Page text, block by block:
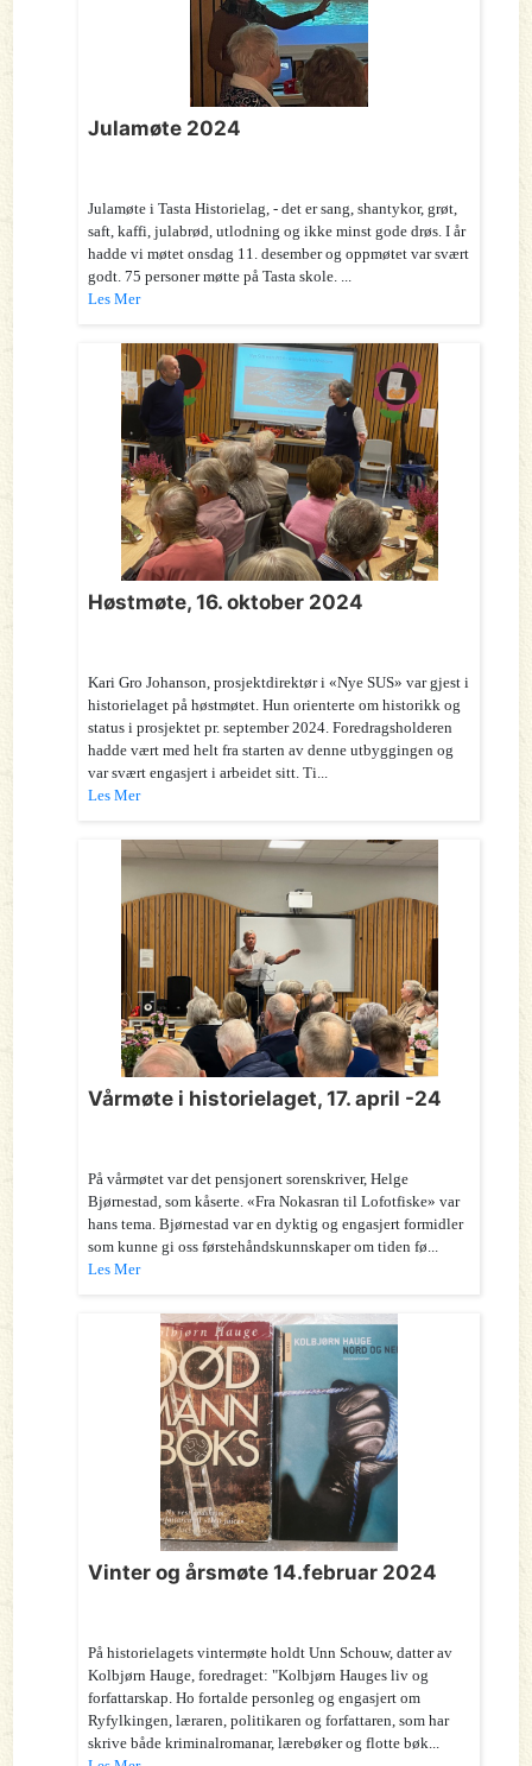
Julamøte 2024
Julamøte i Tasta Historielag, - det er sang, shantykor, grøt,
saft, kaffi, julabrød, utlodning og ikke minst gode drøs. I år
hadde vi møtet onsdag 11. desember og oppmøtet var svært
godt. 75 personer møtte på Tasta skole. ...
Les Mer
Høstmøte, 16. oktober 2024
Kari Gro Johanson, prosjektdirektør i «Nye SUS» var gjest i
historielaget på høstmøtet. Hun orienterte om historikk og
status i prosjektet pr. september 2024. Foredragsholderen
hadde vært med helt fra starten av denne utbyggingen og
var svært engasjert i arbeidet sitt. Ti...
Les Mer
Vårmøte i historielaget, 17. april -24
På vårmøtet var det pensjonert sorenskriver, Helge
Bjørnestad, som kåserte. «Fra Nokasran til Lofotfiske» var
hans tema. Bjørnestad var en dyktig og engasjert formidler
som kunne gi oss førstehåndskunnskaper om tiden fø...
Les Mer
Vinter og årsmøte 14.februar 2024
På historielagets vintermøte holdt Unn Schouw, datter av
Kolbjørn Hauge, foredraget: "Kolbjørn Hauges liv og
forfattarskap. Ho fortalde personleg og engasjert om
Ryfylkingen, læraren, politikaren og forfattaren, som har
skrive både kriminalromanar, lærebøker og flotte bøk...